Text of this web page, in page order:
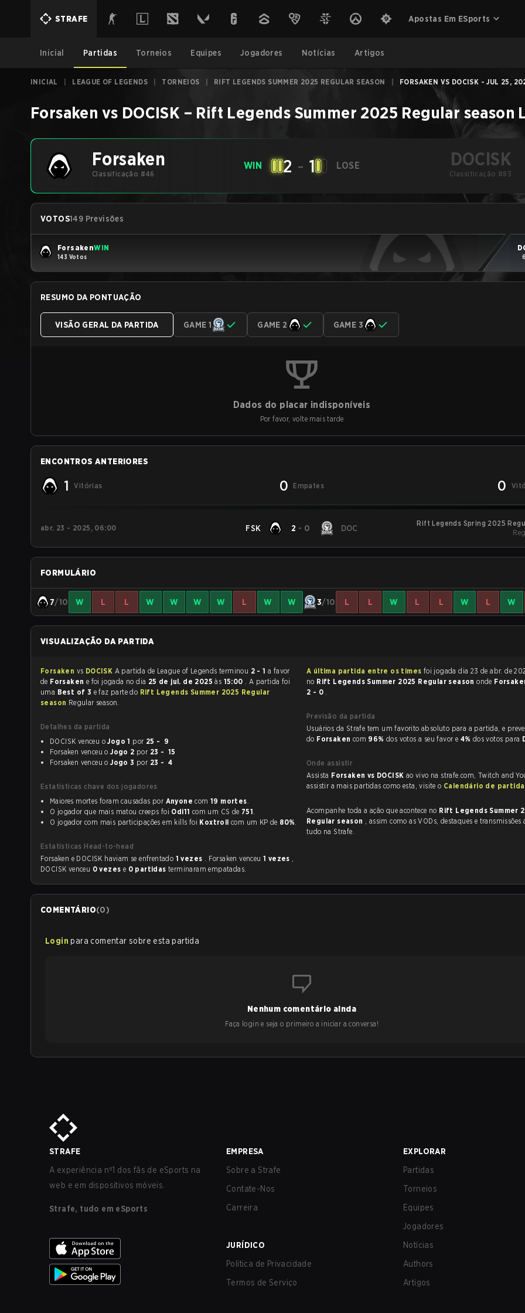
STRAFE Apostas Em ESports
Inicial Partidas Torneios Equipes Jogadores Notícias Artigos
INICIAL LEAGUE OF LEGENDS TORNEIOS RIFT LEGENDS SUMMER 2025 REGULAR SEASON FORSAKEN VS DOCISK - JUL 25,
Forsaken vs DOCISK – Rift Legends Summer 2025 Regular season
Forsaken
Classificação #46
WIN 2 - 1 LOSE DOCISK
Classificação #83
VOTOS149 Previsões
ForsakenWIN
143 Votos
RESUMO DA PONTUAÇÃO
VISÃO GERAL DA PARTIDA GAME 1 GAME 2 GAME 3
Dados do placar indisponíveis
Por favor, volte mais tarde
ENCONTROS ANTERIORES
1 Vitórias 0 Empates 0
abr. 23 - 2025, 06:00 FSK 2 - 0 DOC
Rift Legends Spring 2025
FORMULÁRIO
7/10 W L L W W W W L W W 3/10 L L W L L W L W
VISUALIZAÇÃO DA PARTIDA
Forsaken vs DOCISK A partida de League of Legends terminou 2 - 1
de Forsaken e foi jogada no dia 25 de jul. de 2025às 15:00 . A partida foi
uma Best of 3 e faz parte do Rift Legends Summer 2025 Regular
season Regular season.
Detalhes da partida
DOCISK venceu oJogo 1 por
25 - 9
Forsaken venceu oJogo 2 por
23 - 15
Forsaken venceu oJogo 3 por 23 - 4
Estatísticas chave dos jogadores
Maiores mortes foram causadas por Anyone com 19 mortes.
O jogador que mais matou creeps foi Odi11 com um CS de 751.
O jogador com mais participações em kills foi Koxtroll com um KP de 80%.
Estatísticas Head-to-head
Forsaken e DOCISK haviam se enfrentado 1 vezes . Forsaken venceu 1 vezes ,
DOCISK venceu 0 vezes e 0 partidas terminaram empatadas.
A última partida entre os times
no Rift Legends Summer 2025 Regular seasononde
2 - 0 .
Previsão da partida
Usuários da Strafe tem um favorito absoluto para a partida, e preveem a vitória
do Forsaken com 96% dos votos a seu favor e 4% dos votos para
Onde assistir
Assista Forsaken vs DOCISK ao vivo na strafe.com, Twitch and
assistir a mais partidas como esta, visite o Calendário de
Acompanhe toda a ação que acontece no Rift Legends Summer
Regular season , assim como as VODs, destaques e transmissões ao vivo,
tudo na Strafe.
COMENTÁRIO(0)
Login para comentar sobre esta partida
Nenhum comentário ainda
Faça login e seja o primeiro a iniciar a conversa!
STRAFE
A experiência nº1 dos fãs de eSports na
web e em dispositivos móveis.
Strafe, tudo em eSports
EMPRESA
Sobre a Strafe
Contate-Nos
Carreira
JURÍDICO
Política de Privacidade
Termos de Serviço
EXPLORAR
Partidas
Torneios
Equipes
Jogadores
Notícias
Authors
Artigos